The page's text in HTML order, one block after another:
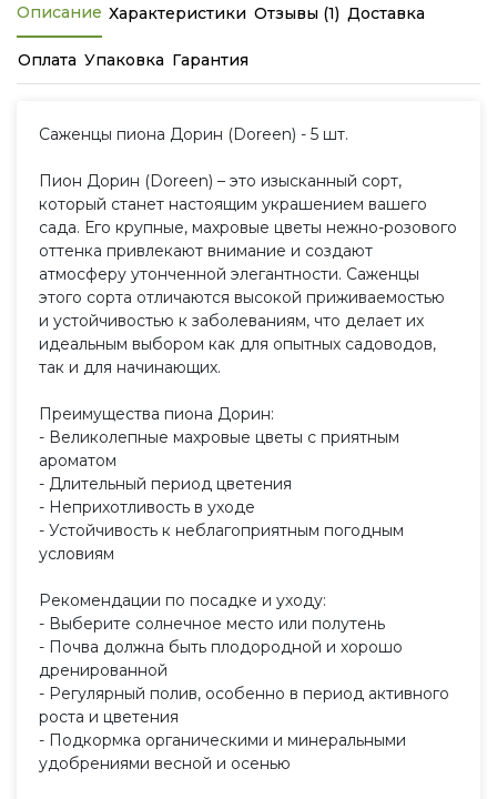
Описание Характеристики Отзывы (1) Доставка
Оплата Упаковка Гарантия
Саженцы пиона Дорин (Doreen) - 5 шт.
Пион Дорин (Doreen) – это изысканный сорт,
который станет настоящим украшением вашего
сада. Его крупные, махровые цветы нежно-розового
оттенка привлекают внимание и создают
атмосферу утонченной элегантности. Саженцы
этого сорта отличаются высокой приживаемостью
и устойчивостью к заболеваниям, что делает их
идеальным выбором как для опытных садоводов,
так и для начинающих.
Преимущества пиона Дорин:
- Великолепные махровые цветы с приятным
ароматом
- Длительный период цветения
- Неприхотливость в уходе
- Устойчивость к неблагоприятным погодным
условиям
Рекомендации по посадке и уходу:
- Выберите солнечное место или полутень
- Почва должна быть плодородной и хорошо
дренированной
- Регулярный полив, особенно в период активного
роста и цветения
- Подкормка органическими и минеральными
удобрениями весной и осенью